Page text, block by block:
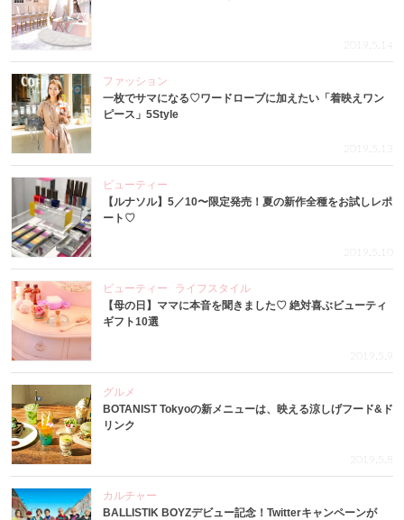
2019.5.14
ファッション
一枚でサマになる♡ワードローブに加えたい「着映えワン
ピース」5Style
2019.5.13
ビューティー
【ルナソル】5／10〜限定発売！夏の新作全種をお試しレポ
ート♡
2019.5.10
ビューティー
ライフスタイル
【母の日】ママに本音を聞きました♡ 絶対喜ぶビューティ
ギフト10選
2019.5.9
グルメ
BOTANIST Tokyoの新メニューは、映える涼しげフード&ド
リンク
2019.5.8
カルチャー
BALLISTIK BOYZデビュー記念！Twitterキャンペーンが